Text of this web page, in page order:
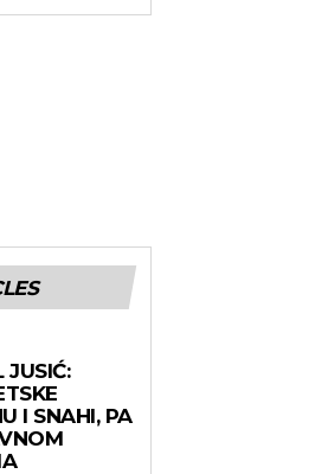
JUSIĆ:
I SNAHI, PA